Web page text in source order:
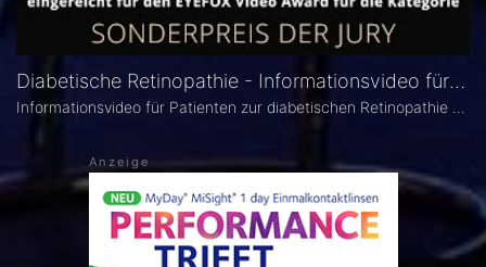
Diabetische Retinopathie - Informationsvideo für Patienten